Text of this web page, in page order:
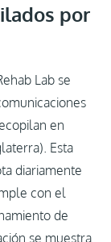
por
Lab se
en
Esta
diariamente
con el
de
se muestra